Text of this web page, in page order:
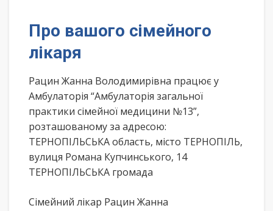
Про вашого сімейного
лікаря
Рацин Жанна Володимирівна працює у
Амбулаторія “Амбулаторія загальної
практики сімейної медицини №13”,
розташованому за адресою:
ТЕРНОПІЛЬСЬКА область, місто ТЕРНОПІЛЬ,
вулиця Романа Купчинського, 14
ТЕРНОПІЛЬСЬКА громада
Сімейний лікар Рацин Жанна